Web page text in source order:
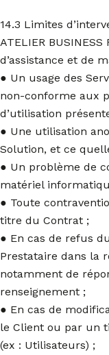
14.3 Limites
ATELIER
d’assistance et de
● Un usage des
non-conforme aux
d’utilisation
● Une utilisation
Solution, et ce
● Un problème de
matériel
● Toute
titre du Contrat ;
● En cas de refus
Prestataire dans la
notamment de
renseignement ;
● En cas de
le Client ou par un
(ex : Utilisateurs) ;